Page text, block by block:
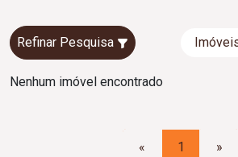
Refinar Pesquisa
Nenhum imóvel encontrado
« 1 »